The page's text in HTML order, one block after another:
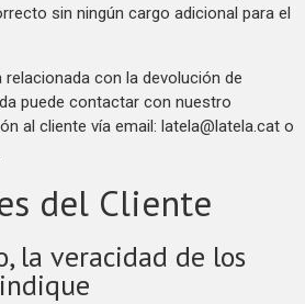
sin ningún cargo adicional para el
relacionada con la devolución de
puede contactar con nuestro
al cliente vía email: latela@latela.cat o
del Cliente
la veracidad de los